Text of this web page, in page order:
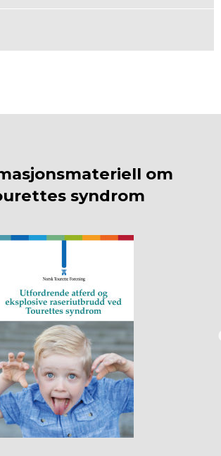
om
syndrom